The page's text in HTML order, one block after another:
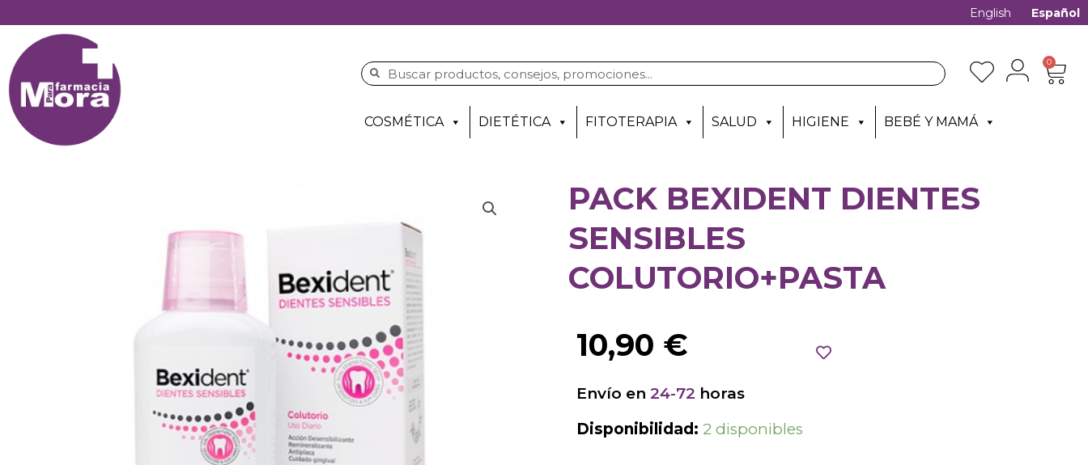
English Español
0
COSMÉTICA DIETÉTICA FITOTERAPIA SALUD HIGIENE BEBÉ Y MAMÁ
PACK BEXIDENT DIENTES
SENSIBLES
COLUTORIO+PASTA
10,90 €
Envío en 24-72 horas
Disponibilidad: 2 disponibles